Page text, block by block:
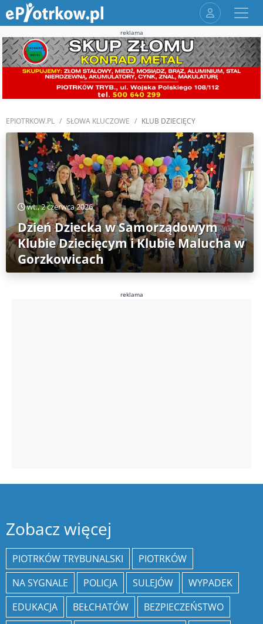
reklama
EPIOTRKOW.PL SŁOWA KLUCZOWE KLUB DZIECIĘCY
wt., 2 czerwca 2026
Dzień Dziecka w Samorządowym
Klubie Dziecięcym i Klubie Malucha w
Gorzkowicach
reklama
Zobacz więcej
PIOTRKÓW TRYBUNALSKI
PIOTRKÓW
NA SYGNALE
POLICJA SULEJÓW
WYPADEK
EDUKACJA
BEŁCHATÓW
BEZPIECZEŃSTWO